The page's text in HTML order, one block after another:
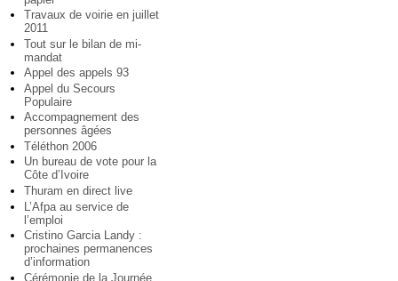
Travaux de voirie en juillet
2011
Tout sur le bilan de mi-
mandat
Appel des appels 93
Appel du Secours
Populaire
Accompagnement des
personnes âgées
Téléthon 2006
Un bureau de vote pour la
Côte d’Ivoire
Thuram en direct live
L’Afpa au service de
l’emploi
Cristino Garcia Landy :
prochaines permanences
d’information
Cérémonie de la Journée